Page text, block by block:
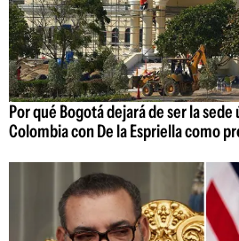
Por qué Bogotá dejará de ser la
Colombia con De la Espriella como